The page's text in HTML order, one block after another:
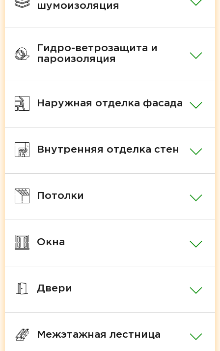
шумоизоляция
Гидро-ветрозащита и
пароизоляция
Наружная отделка фасада
Внутренняя отделка стен
Потолки
Окна
Двери
Межэтажная лестница